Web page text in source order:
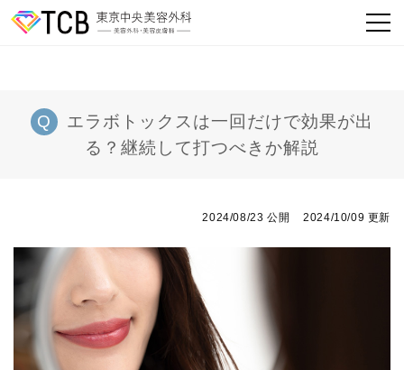
エラボトックスは一回だけで効果が出
る？継続して打つべきか解説
2024/08/23 公開 2024/10/09 更新